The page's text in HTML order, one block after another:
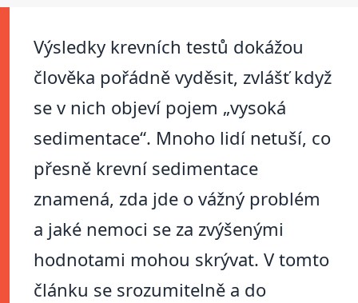
Výsledky krevních testů dokážou
člověka pořádně vyděsit, zvlášť když
se v nich objeví pojem „vysoká
sedimentace“. Mnoho lidí netuší, co
přesně krevní sedimentace
znamená, zda jde o vážný problém
a jaké nemoci se za zvýšenými
hodnotami mohou skrývat. V tomto
článku se srozumitelně a do